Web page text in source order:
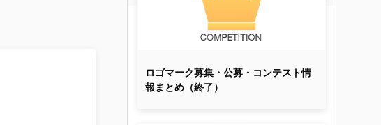
ロゴマーク募集・公募・コンテスト情
報まとめ（終了）